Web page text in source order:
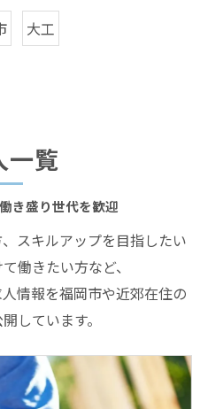
大工
き盛り世代を歓迎
一覧
スキルアップを目指したい
働きたい方など、
情報を福岡市や近郊在住の
しています。